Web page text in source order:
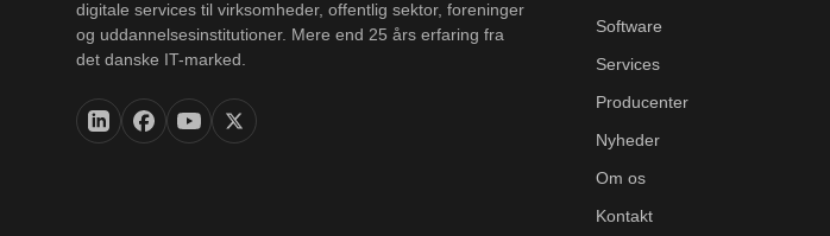
digitale services til virksomheder, offentlig sektor, foreninger
og uddannelsesinstitutioner. Mere end 25 års erfaring fra
det danske IT-marked.
Software
Services
Producenter
Nyheder
Om os
Kontakt